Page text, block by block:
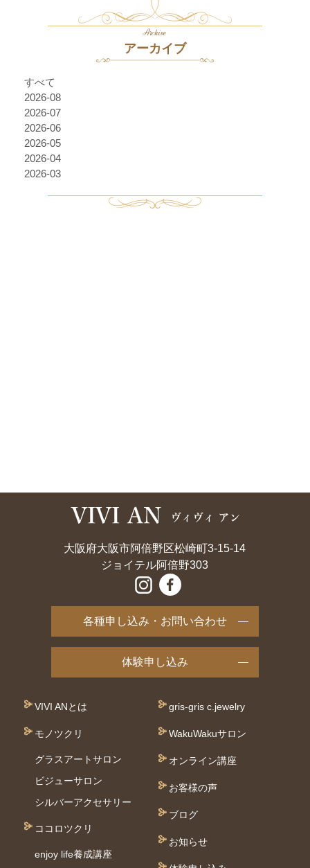
Archive
アーカイブ
すべて
2026-08
2026-07
2026-06
2026-05
2026-04
2026-03
大阪府大阪市阿倍野区松崎町3-15-14
ジョイテル阿倍野303
各種申し込み・お問い合わせ
体験申し込み
VIVI ANとは
モノツクリ
グラスアートサロン
ビジューサロン
シルバーアクセサリー
ココロツクリ
enjoy life養成講座
gris-gris c.jewelry
WakuWakuサロン
オンライン講座
お客様の声
ブログ
お知らせ